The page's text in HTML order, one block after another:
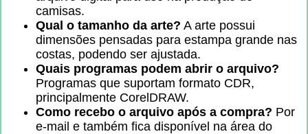
camisas.
Qual o tamanho da arte? A arte possui
dimensões pensadas para estampa grande nas
costas, podendo ser ajustada.
Quais programas podem abrir o arquivo?
Programas que suportam formato CDR,
principalmente CorelDRAW.
Como recebo o arquivo após a compra? Por
e-mail e também fica disponível na área do